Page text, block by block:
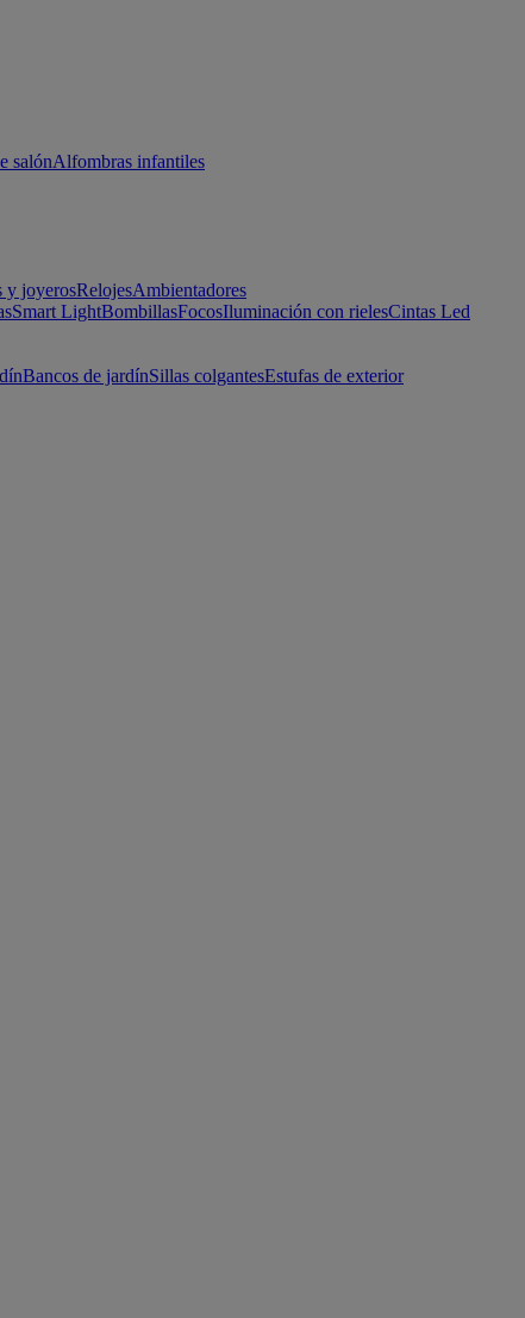
salónAlfombras infantiles
y joyerosRelojesAmbientadores
Smart LightBombillasFocosIluminación con rielesCintas Led
Bancos de jardínSillas colgantesEstufas de exterior